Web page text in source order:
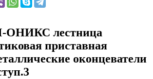
лестница
приставная
оконцеватели